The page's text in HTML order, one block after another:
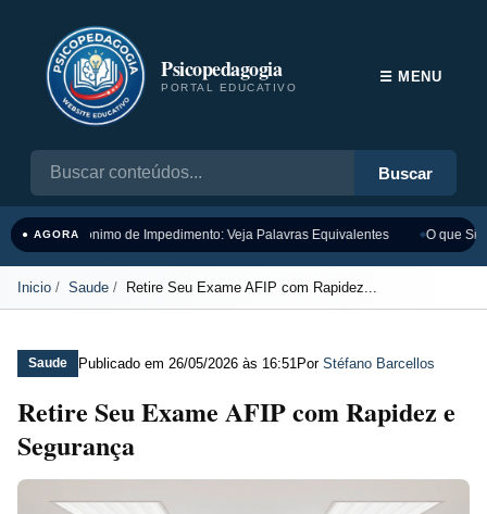
Psicopedagogia
PORTAL EDUCATIVO
Buscar
☰ MENU
● AGORASinônimo de Impedimento: Veja Palavras Equivalentes O que
Inicio Saude Retire Seu Exame AFIP com Rapidez...
Saude Publicado em 26/05/2026 às 16:51 Por Stéfano Barcellos
Retire Seu Exame AFIP com Rapidez e
Segurança